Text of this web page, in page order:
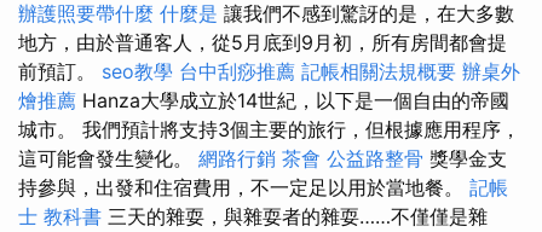
辦護照要帶什麼 什麼是 讓我們不感到驚訝的是，在大多數
地方，由於普通客人，從5月底到9月初，所有房間都會提
前預訂。 seo教學 台中刮痧推薦 記帳相關法規概要 辦桌外
燴推薦 Hanza大學成立於14世紀，以下是一個自由的帝國
城市。 我們預計將支持3個主要的旅行，但根據應用程序，
這可能會發生變化。 網路行銷 茶會 公益路整骨 獎學金支
持參與，出發和住宿費用，不一定足以用於當地餐。 記帳
士 教科書 三天的雜耍，與雜耍者的雜耍……不僅僅是雜